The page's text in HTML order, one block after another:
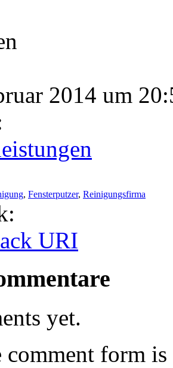
2014 um
, Fensterputzer, Reinigungsfirma
URI
yet.
comment form